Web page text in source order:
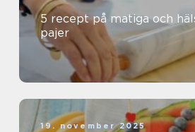
5 recept på matiga och
pajer
19. november 2025